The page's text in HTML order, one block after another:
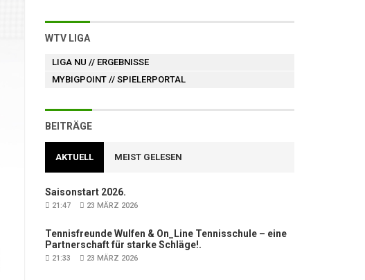
WTV LIGA
LIGA NU // ERGEBNISSE
MYBIGPOINT // SPIELERPORTAL
BEITRÄGE
AKTUELL MEIST GELESEN
Saisonstart 2026.
21:47 23 MÄRZ 2026
Tennisfreunde Wulfen & On_Line Tennisschule – eine
Partnerschaft für starke Schläge!.
21:33 23 MÄRZ 2026